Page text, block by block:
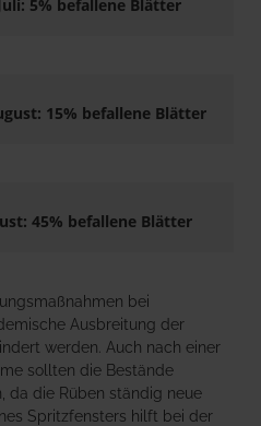
5% befallene Blätter
15% befallene Blätter
45% befallene Blätter
bei
Ausbreitung der
werden. Auch nach einer
sollten die Bestände
da die Rüben ständig neue
Spritzfensters hilft bei der